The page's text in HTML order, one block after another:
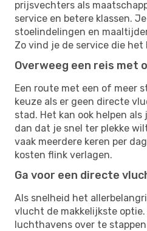
prijsvechters als
service en betere klassen.
stoelindelingen en
Zo vind je de service die
Overweeg een reis met
Een route met een of meer
keuze als er geen directe
stad. Het kan ook helpen
dan dat je snel ter plekke
vaak meerdere keren per
kosten flink verlagen.
Ga voor een directe
Als snelheid het
vlucht de makkelijkste
luchthavens over te